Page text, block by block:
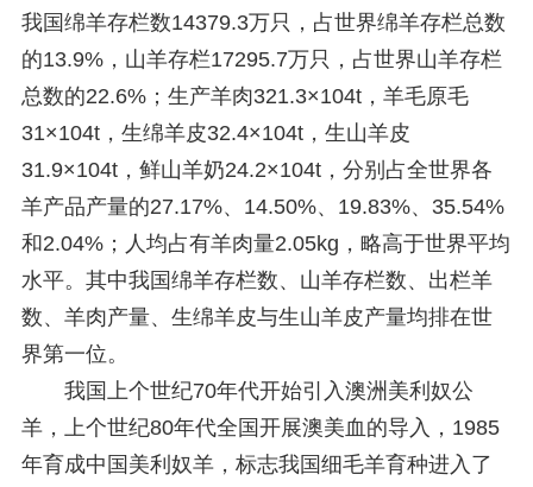
我国绵羊存栏数14379.3万只，占世界绵羊存栏总数
的13.9%，山羊存栏17295.7万只，占世界山羊存栏
总数的22.6%；生产羊肉321.3×104t，羊毛原毛
31×104t，生绵羊皮32.4×104t，生山羊皮
31.9×104t，鲜山羊奶24.2×104t，分别占全世界各
羊产品产量的27.17%、14.50%、19.83%、35.54%
和2.04%；人均占有羊肉量2.05kg，略高于世界平均
水平。其中我国绵羊存栏数、山羊存栏数、出栏羊
数、羊肉产量、生绵羊皮与生山羊皮产量均排在世
界第一位。
我国上个世纪70年代开始引入澳洲美利奴公
羊，上个世纪80年代全国开展澳美血的导入，1985
年育成中国美利奴羊，标志我国细毛羊育种进入了